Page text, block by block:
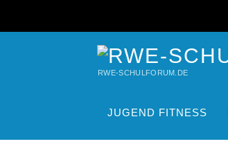
RWE-SCHULFORUM.DE
JUGEND FITNESS